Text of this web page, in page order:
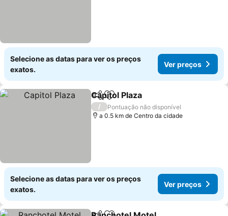
Selecione as datas para ver os preços
exatos.
Ver preços
PartilharAdicionar aos favoritos
Capitol Plaza
/
Pontuação não disponível
a 0.5 km de Centro da cidade
Selecione as datas para ver os preços
exatos.
Ver preços